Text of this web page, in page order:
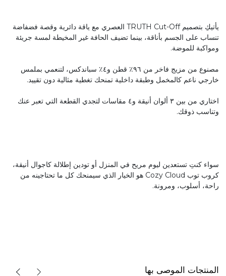
يأتيكِ بتصميم TRUTH Cut-Off العصري مع ياقة دائرية وقصة فضفاضة
تنساب على الجسم بأناقة، بينما تضيف الحافة غير المخيطة لمسة جريئة
ومواكبة للموضة.
مصنوع من مزيج فاخر من ٩٦٪ قطن و٤٪ سباندكس، لتنعمي بملمس
خارجي ناعم كالمخمل وطبقة داخلية تمنحك تغطية مثالية دون تقييد.
اختاري من بين ٣ ألوان أنيقة و٤ مقاسات لتجدي القطعة التي تعبر عنك
وتناسب ذوقك.
سواء كنتِ تستعدين ليوم مريح في المنزل أو تودين إطلالة كاجوال أنيقة،
كروب توب Cozy Cloud هو الخيار الذي سيمنحك كل ما تحتاجينه من
راحة، أسلوب، ومرونة.
المنتجات الموصى بها